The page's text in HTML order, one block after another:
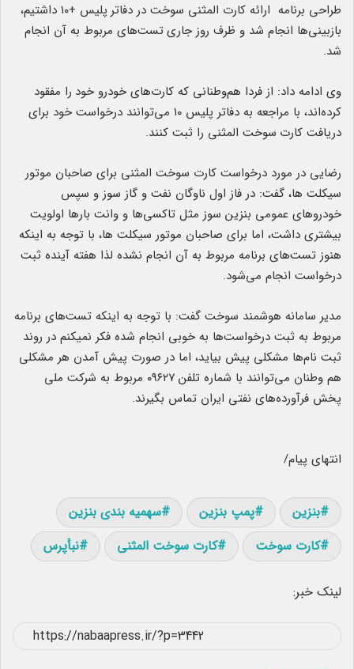
طراحی برنامه ارائه کارت المثنی سوخت در دفاتر
پلیس +۱۰ داشتیم،
بازبینی‌ها انجام شد و ظرف روز جاریتست‌های مربوط به آن انجام
شد.
وی ادامه داد: از فردا هم‌وطنانی که کارت‌های خودرو خود را مفقود
کرده‌اند، با مراجعه به دفاتر پلیس ۱۰ می‌توانند درخواست خود برای
دریافت کارت سوخت المثنی را ثبت کنند.
رضایی در مورد درخواست کارت سوخت المثنی برای صاحبان موتور
سیکلت ها، گفت: در فاز اول ناوگان نفت و گاز سوز و سپس
خودروهای عمومی بنزین سوز مثل تاکسی‌ها و وانت بارها اولویت
بیشتری داشت، اما برای صاحبان موتور سیکلت ها، با توجه به اینکه
هنوز تست‌های برنامه مربوط به آن انجام نشده لذا هفته آینده ثبت
درخواست انجام می‌شود.
مدیر سامانه هوشمند سوخت گفت: با توجه به اینکه تست‌های برنامه
مربوط به ثبت درخواست‌ها به خوبی انجام شده فکر نمیکنم در روند
ثبت نام‌ها مشکلی پیش بیاید، اما در صورت پیش آمدن هر مشکلی
هم وطنان می‌توانند با شماره تلفن ۰۹۶۲۷ مربوط به شرکت ملی
پخش فرآورده‌های نفتی ایران تماس بگیرند.
انتهای پیام/
بنزین پمپ بنزین
سهمیه بندی بنزین
کارت سوخت
کارت سوخت المثنی نبأپرس
لینک خبر: